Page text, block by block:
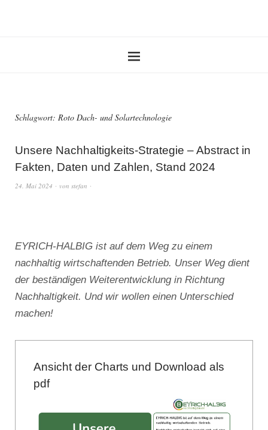
Schlagwort: Roto Dach- und Solartechnologie
Unsere Nachhaltigkeits-Strategie – Abstract in
Fakten, Daten und Zahlen, Stand 2024
24. Mai 2024 von stefan
EYRICH-HALBIG ist auf dem Weg zu einem
nachhaltig wirtschaftenden Betrieb. Unser Weg dient
der beständigen Weiterentwicklung in Richtung
Nachhaltigkeit. Und wir wollen einen Unterschied
machen!
Ansicht der Charts und Download als
pdf